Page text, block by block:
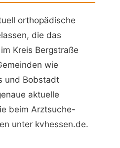
orthopädische
die das
Kreis Bergstraße
wie
und Bobstadt
aktuelle
beim Arztsuche-
unter kvhessen.de.